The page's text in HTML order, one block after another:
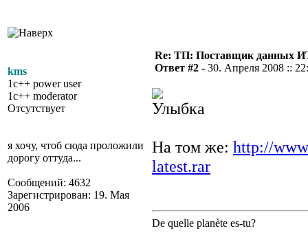
kms
1c++ power user
1c++ moderator
Отсутствует
я хочу, чтоб сюда проложили
дорогу оттуда...
Сообщений: 4632
Зарегистрирован: 19. Мая
2006
Re: ТП: Поставщик данных
Ответ #2 - 30. Апреля 2008 ::
На том же: http://
latest.rar
De quelle planète es-tu?